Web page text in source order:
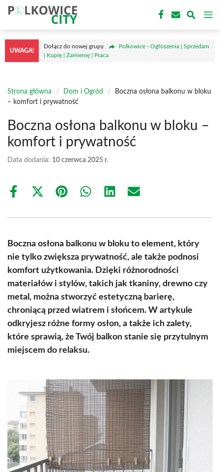
Przejdź
treści
UWAGA!
Dołącz do nowej grupy
Polkowice - Ogłoszenia | Sprzedam
| Kupię | Zamienię | Praca
Strona główna / Dom i Ogród /
Boczna osłona balkonu w bloku
– komfort i prywatność
Boczna osłona balkonu w bloku –
komfort i prywatność
Data dodania: 10 czerwca 2025 r.
Share
Share
(Twitter)
Share Share Share Share
Boczna osłona balkonu w bloku to element, który
nie tylko zwiększa prywatność, ale także podnosi
komfort użytkowania. Dzięki różnorodności
materiałów i stylów, takich jak tkaniny, drewno czy
metal, można stworzyć estetyczną barierę,
chroniącą przed wiatrem i słońcem. W artykule
odkryjesz różne formy osłon, a także ich zalety,
które sprawią, że Twój balkon stanie się przytulnym
miejscem do relaksu.